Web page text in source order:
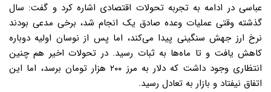
عباسی در ادامه به تجربه تحولات اقتصادی اشاره کرد و گفت: سال
گذشته وقتی عملیات وعده صادق یک انجام شد، برخی مدعی بودند
نرخ ارز جهش سنگینی پیدا می‌کند، اما پس از نوسان اولیه دوباره
کاهش یافت و تا ماه‌ها به ثبات رسید. در تحولات اخیر هم چنین
انتظاری وجود داشت که دلار به مرز ۲۰۰ هزار تومان برسد، اما این
اتفاق نیفتاد و بازار به تعادل رسید.